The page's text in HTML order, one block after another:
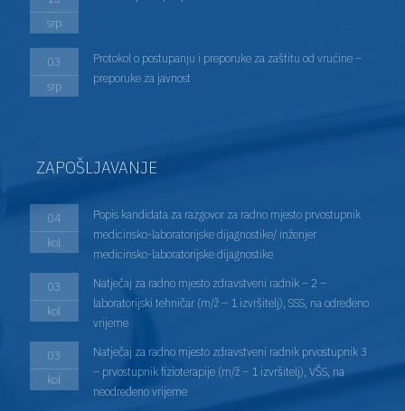
srp
03
srp
Protokol o postupanju i preporuke za zaštitu od vrućine –
preporuke za javnost
ZAPOŠLJAVANJE
04
kol
Popis kandidata za razgovor za radno mjesto prvostupnik
medicinsko-laboratorijske dijagnostike/ inženjer
medicinsko-laboratorijske dijagnostike
03
kol
Natječaj za radno mjesto zdravstveni radnik – 2 –
laboratorijski tehničar (m/ž – 1 izvršitelj), SSS, na određeno
vrijeme
03
kol
Natječaj za radno mjesto zdravstveni radnik prvostupnik 3
– prvostupnik fizioterapije (m/ž – 1 izvršitelj), VŠS, na
neodređeno vrijeme